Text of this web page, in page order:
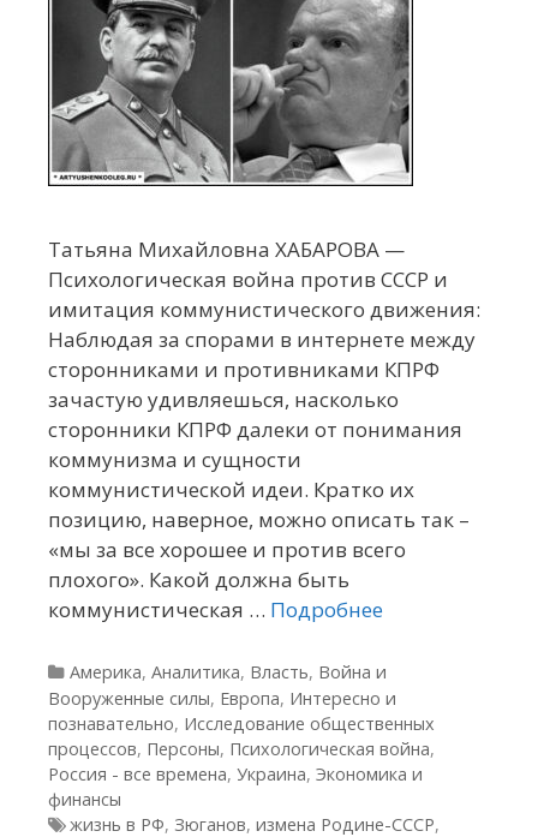
Татьяна Михайловна ХАБАРОВА —
Психологическая война против СССР и
имитация коммунистического движения:
Наблюдая за спорами в интернете между
сторонниками и противниками КПРФ
зачастую удивляешься, насколько
сторонники КПРФ далеки от понимания
коммунизма и сущности
коммунистической идеи. Кратко их
позицию, наверное, можно описать так –
«мы за все хорошее и против всего
плохого». Какой должна быть
коммунистическая … Подробнее
Рубрики
Америка, Аналитика, Власть, Война и
Вооруженные силы, Европа, Интересно и
познавательно, Исследование общественных
процессов, Персоны, Психологическая война,
Россия - все времена, Украина, Экономика и
финансы
Метки
жизнь в РФ, Зюганов, измена Родине-СССР,